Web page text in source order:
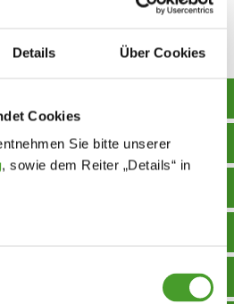
Details Über Cookies
Cookies
Sie bitte unserer
, sowie dem Reiter „Details“ in